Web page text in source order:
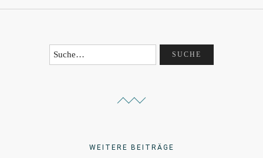
WEITERE BEITRÄGE